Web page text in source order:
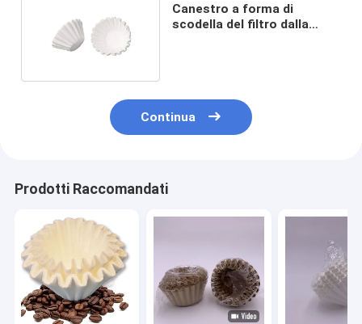
Canestro a forma di
scodella del filtro dalla
Continua
Prodotti Raccomandati